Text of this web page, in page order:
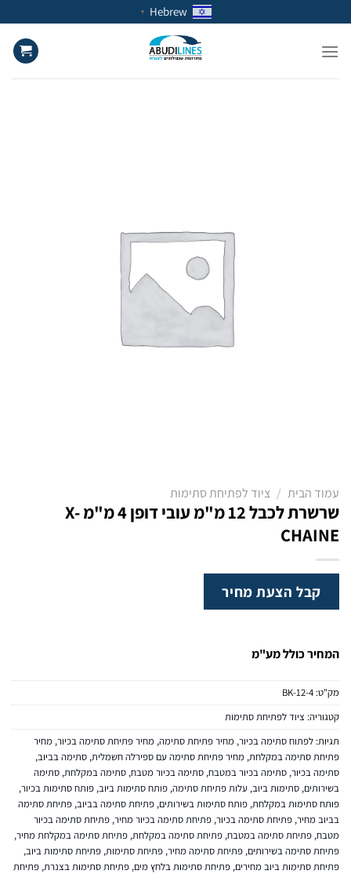
to
content
Hebrew
▼
עמוד הבית / ציוד לפתיחת סתימות
שרשרת לכבל 12 מ"מ עובי דופן 4 מ"מ X-
CHAINE
קבל הצעת מחיר
המחיר כולל מע"מ
מק"ט: BK-12-4
קטגוריה: ציוד לפתיחת סתימות
תגיות: לפתוח סתימה בכיור, מחיר פתיחת סתימה, מחיר פתיחת סתימה בכיור, מחיר
פתיחת סתימה במקלחת, מחיר פתיחת סתימה עם ספירלה חשמלית, סתימה בביוב,
סתימה בכיור, סתימה בכיור במטבח, סתימה בכיור מטבח, סתימה במקלחת, סתימה
בשירותים, סתימות ביוב, עלות פתיחת סתימה, פותח סתימות ביוב, פותח סתימות בכיור,
פותח סתימות במקלחת, פותח סתימות בשירותים, פתיחת סתימה בביוב, פתיחת סתימה
בביוב מחיר, פתיחת סתימה בכיור, פתיחת סתימה בכיור מחיר, פתיחת סתימה בכיור
מטבח, פתיחת סתימה במטבח, פתיחת סתימה במקלחת, פתיחת סתימה במקלחת מחיר,
פתיחת סתימה בשירותים, פתיחת סתימה מחיר, פתיחת סתימות, פתיחת סתימות ביוב,
פתיחת סתימות ביוב מחירים, פתיחת סתימות בלחץ מים, פתיחת סתימות בצנרת, פתיחת